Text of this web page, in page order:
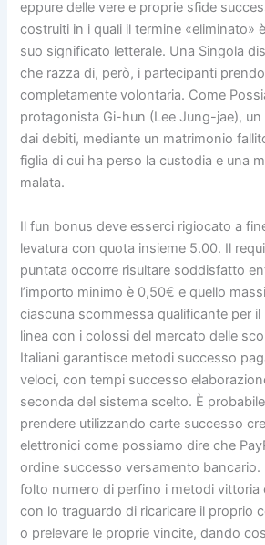
eppure delle vere e proprie sfide
costruiti in i quali il termine «eliminato»
suo significato letterale. Una Singola
che razza di, però, i partecipanti
completamente volontaria. Come
protagonista Gi-hun (Lee Jung-jae),
dai debiti, mediante un matrimonio
figlia di cui ha perso la custodia e una
malata.
Il fun bonus deve esserci rigiocato a
levatura con quota insieme 5.00. Il
puntata occorre risultare soddisfatto
l’importo minimo è 0,50€ e quello
ciascuna scommessa qualificante per il
linea con i colossi del mercato delle
Italiani garantisce metodi successo
veloci, con tempi successo
seconda del sistema scelto. È
prendere utilizzando carte successo
elettronici come possiamo dire che
ordine successo versamento bancario.
folto numero di perfino i metodi vittoria
con lo traguardo di ricaricare il proprio
o prelevare le proprie vincite, dando